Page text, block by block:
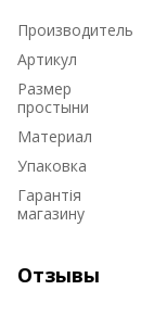
Производитель
Артикул
Размер
простыни
Материал
Упаковка
Гарантія
магазину
Отзывы